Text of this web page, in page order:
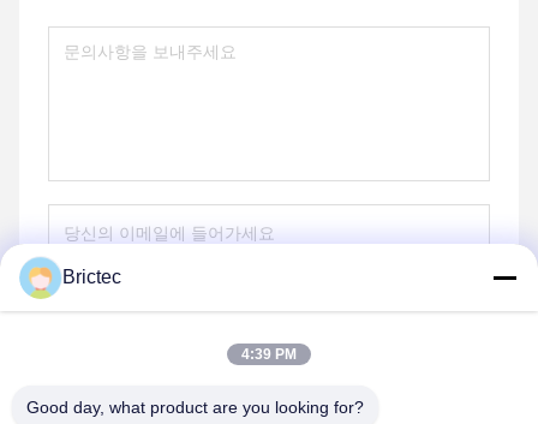
Brictec
4:39 PM
Good day, what product are you looking for?